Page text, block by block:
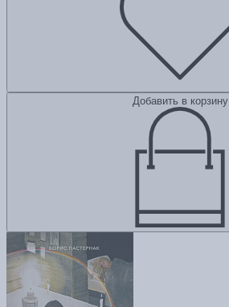
Добавить в корзину